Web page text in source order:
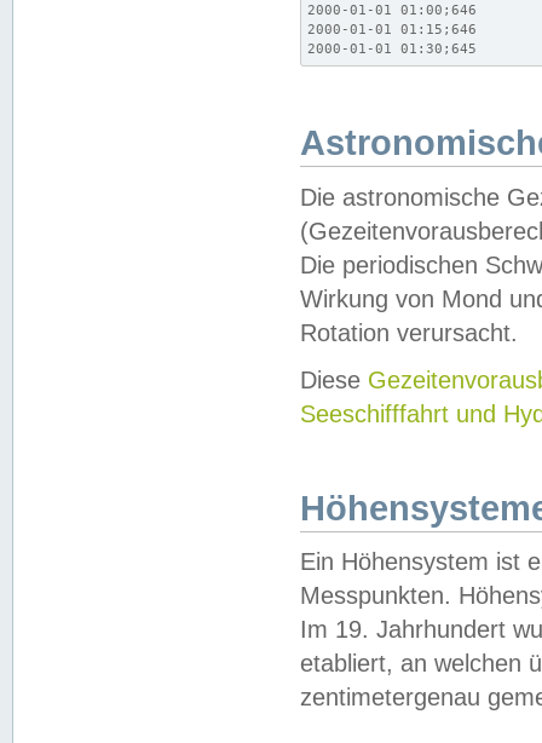
2000-01-01 01:00;646
2000-01-01 01:15;646
2000-01-01 01:30;645
Die astronomische
Die periodischen
Wirkung von Mond
Rotation verursacht.
Diese
Seeschifffahrt und
Ein Höhensystem ist
Messpunkten.
Im 19. Jahrhundert
etabliert, an welchen
zentimetergenau